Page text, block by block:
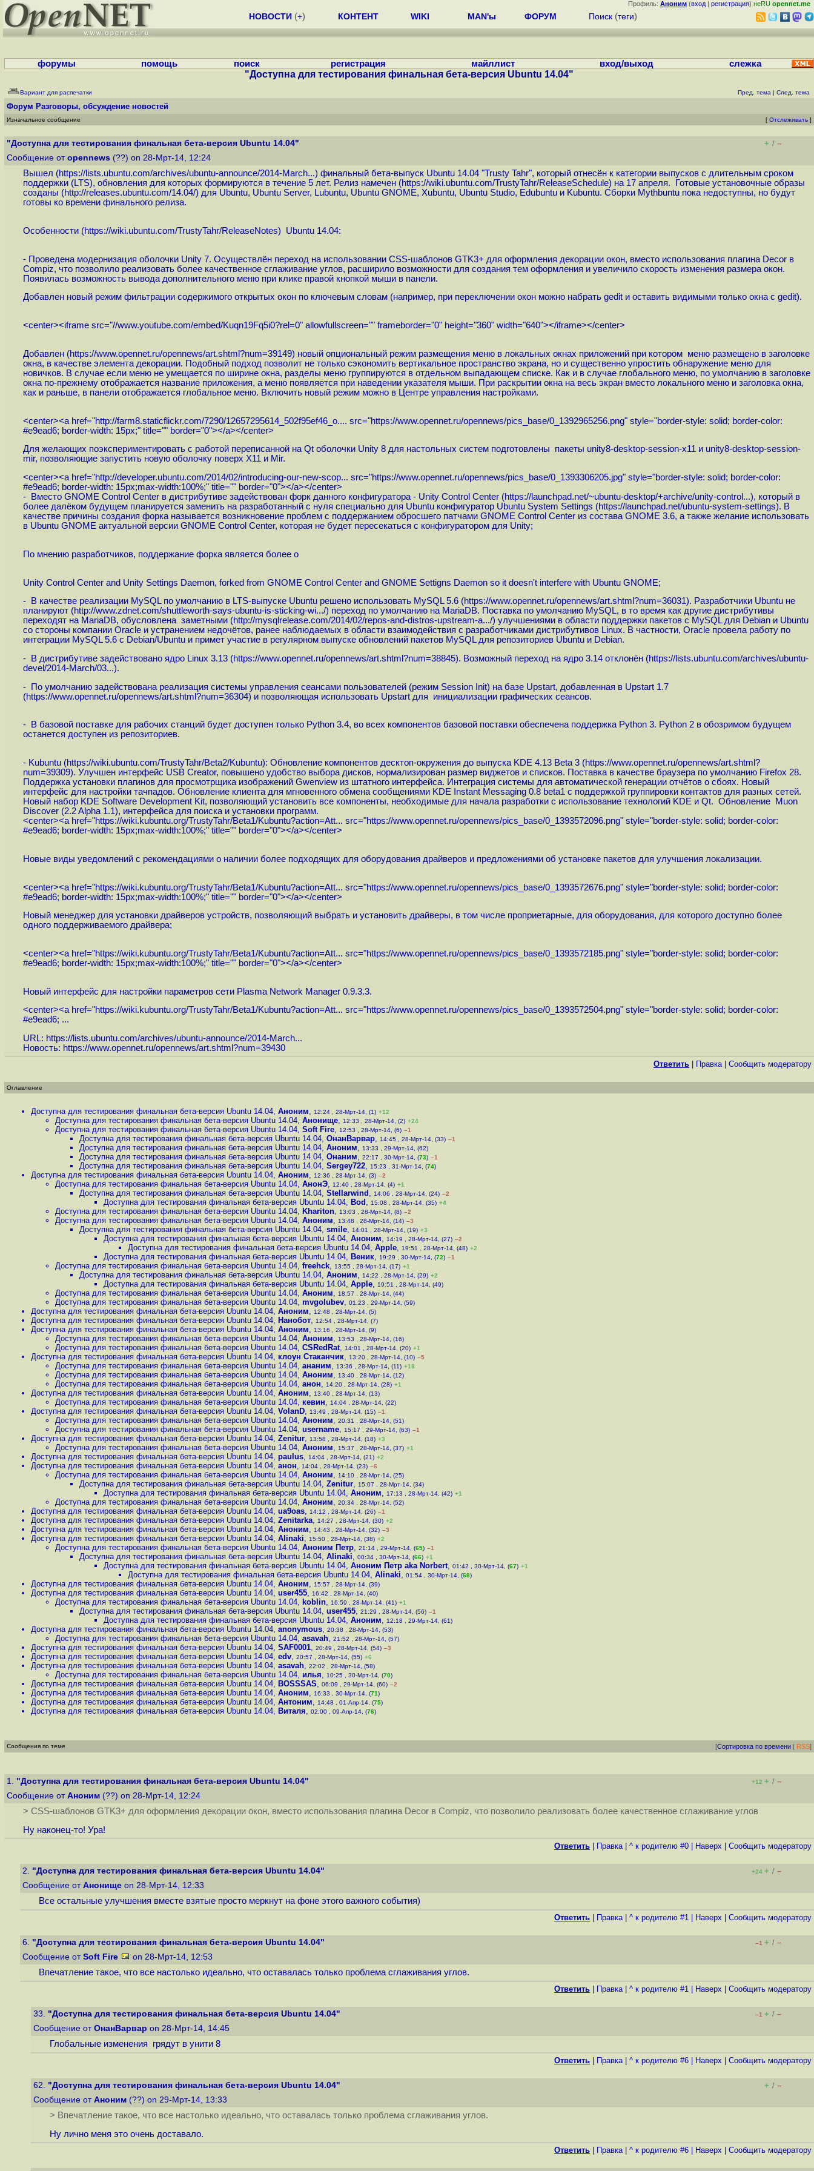
Профиль: Аноним (вход | регистрация) неRU opennet.me
НОВОСТИ (+) КОНТЕНТ WIKI MAN'ы ФОРУМ Поиск (теги)
форумы помощь поиск регистрация майллист вход/выход слежка
"Доступна для тестирования финальная бета-версия Ubuntu 14.04"
Вариант для распечатки Пред. тема | След. тема
Форум Разговоры, обсуждение новостей
Изначальное сообщение [ Отслеживать ]
"Доступна для тестирования финальная бета-версия Ubuntu 14.04" + / –
Сообщение от opennews (??) on 28-Мрт-14, 12:24
Вышел (https://lists.ubuntu.com/archives/ubuntu-announce/2014-March...) финальный бета-выпуск Ubuntu 14.04 "Trusty Tahr", который отнесён к категории выпусков с длительным сроком
поддержки (LTS), обновления для которых формируются в течение 5 лет. Релиз намечен (https://wiki.ubuntu.com/TrustyTahr/ReleaseSchedule) на 17 апреля. Готовые установочные образы
созданы (http://releases.ubuntu.com/14.04/) для Ubuntu, Ubuntu Server, Lubuntu, Ubuntu GNOME, Xubuntu, Ubuntu Studio, Edubuntu и Kubuntu. Сборки Mythbuntu пока недоступны, но будут
готовы ко времени финального релиза.
Особенности (https://wiki.ubuntu.com/TrustyTahr/ReleaseNotes) Ubuntu 14.04:
- Проведена модернизация оболочки Unity 7. Осуществлён переход на использовании CSS-шаблонов GTK3+ для оформления декорации окон, вместо использования плагина Decor в
Compiz, что позволило реализовать более качественное сглаживание углов, расширило возможности для создания тем оформления и увеличило скорость изменения размера окон.
Появилась возможность вывода дополнительного меню при клике правой кнопкой мыши в панели.
Добавлен новый режим фильтрации содержимого открытых окон по ключевым словам (например, при переключении окон можно набрать gedit и оставить видимыми только окна с gedit).
<center><iframe src="//www.youtube.com/embed/Kuqn19Fq5i0?rel=0" allowfullscreen="" frameborder="0" height="360" width="640"></iframe></center>
Добавлен (https://www.opennet.ru/opennews/art.shtml?num=39149) новый опциональный режим размещения меню в локальных окнах приложений при котором меню размещено в заголовке
окна, в качестве элемента декорации. Подобный подход позволит не только сэкономить вертикальное пространство экрана, но и существенно упростить обнаружение меню для
новичков. В случае если меню не умещается по ширине окна, разделы меню группируются в отдельном выпадающем списке. Как и в случае глобального меню, по умолчанию в заголовке
окна по-прежнему отображается название приложения, а меню появляется при наведении указателя мыши. При раскрытии окна на весь экран вместо локального меню и заголовка окна,
как и раньше, в панели отображается глобальное меню. Включить новый режим можно в Центре управления настройками.
<center><a href="http://farm8.staticflickr.com/7290/12657295614_502f95ef46_o.... src="https://www.opennet.ru/opennews/pics_base/0_1392965256.png"style="border-style: solid; border-color:
#e9ead6; border-width: 15px;" title="" border="0"></a></center>
Для желающих поэкспериментировать с работой переписанной на Qt оболочки Unity 8 для настольных систем подготовлены пакеты unity8-desktop-session-x11 и unity8-desktop-session-
mir, позволяющие запустить новую оболочку поверх X11 и Mir.
<center><a href="http://developer.ubuntu.com/2014/02/introducing-our-new-scop... src="https://www.opennet.ru/opennews/pics_base/0_1393306205.jpg"style="border-style: solid; border-color:
#e9ead6; border-width: 15px;max-width:100%;" title="" border="0"></a></center>
- Вместо GNOME Control Center в дистрибутиве задействован форк данного конфигуратора - Unity Control Center (https://launchpad.net/~ubuntu-desktop/+archive/unity-control...), который в
более далёком будущем планируется заменить на разработанный с нуля специально для Ubuntu конфигуратор Ubuntu System Settings (https://launchpad.net/ubuntu-system-settings). В
качестве причины создания форка называется возникновение проблем с поддержанием обросшего патчами GNOME Control Center из состава GNOME 3.6, а также желание использовать
в Ubuntu GNOME актуальной версии GNOME Control Center, которая не будет пересекаться с конфигуратором для Unity;
По мнению разработчиков, поддержание форка является более о
Unity Control Center and Unity Settings Daemon, forked from GNOME Control Center and GNOME Settigns Daemon so it doesn't interfere with Ubuntu GNOME;
- В качестве реализации MySQL по умолчанию в LTS-выпуске Ubuntu решено использовать MySQL 5.6 (https://www.opennet.ru/opennews/art.shtml?num=36031). Разработчики Ubuntu не
планируют (http://www.zdnet.com/shuttleworth-says-ubuntu-is-sticking-wi.../) переход по умолчанию на MariaDB. Поставка по умолчанию MySQL, в то время как другие дистрибутивы
переходят на MariaDB, обусловлена заметными (http://mysqlrelease.com/2014/02/repos-and-distros-upstream-a.../) улучшениями в области поддержки пакетов с MySQL для Debian и Ubuntu
со стороны компании Oracle и устранением недочётов, ранее наблюдаемых в области взаимодействия с разработчиками дистрибутивов Linux. В частности, Oracle провела работу по
интеграции MySQL 5.6 с Debian/Ubuntu и примет участие в регулярном выпуске обновлений пакетов MySQL для репозиториев Ubuntu и Debian.
- В дистрибутиве задействовано ядро Linux 3.13 (https://www.opennet.ru/opennews/art.shtml?num=38845). Возможный переход на ядро 3.14 отклонён (https://lists.ubuntu.com/archives/ubuntu-
devel/2014-March/03...).
- По умолчанию задействована реализация системы управления сеансами пользователей (режим Session Init) на базе Upstart, добавленная в Upstart 1.7
(https://www.opennet.ru/opennews/art.shtml?num=36304) и позволяющая использовать Upstart для инициализации графических сеансов.
- В базовой поставке для рабочих станций будет доступен только Python 3.4, во всех компонентов базовой поставки обеспечена поддержка Python 3. Python 2 в обозримом будущем
останется доступен из репозиториев.
- Kubuntu (https://wiki.ubuntu.com/TrustyTahr/Beta2/Kubuntu): Обновление компонентов десктоп-окружения до выпуска KDE 4.13 Beta 3 (https://www.opennet.ru/opennews/art.shtml?
num=39309). Улучшен интерфейс USB Creator, повышено удобство выбора дисков, нормализирован размер виджетов и списков. Поставка в качестве браузера по умолчанию Firefox 28.
Поддержка установки плагинов для просмотрщика изображений Gwenview из штатного интерфейса. Интеграция системы для автоматической генерации отчётов о сбоях. Новый
интерфейс для настройки тачпадов. Обновление клиента для мгновенного обмена сообщениями KDE Instant Messaging 0.8 beta1 с поддержкой группировки контактов для разных сетей.
Новый набор KDE Software Development Kit, позволяющий установить все компоненты, необходимые для начала разработки с использование технологий KDE и Qt. Обновление Muon
Discover (2.2 Alpha 1.1), интерфейса для поиска и установки программ.
<center><a href="https://wiki.kubuntu.org/TrustyTahr/Beta1/Kubuntu?action=Att... src="https://www.opennet.ru/opennews/pics_base/0_1393572096.png"style="border-style: solid; border-color:
#e9ead6; border-width: 15px;max-width:100%;" title="" border="0"></a></center>
Новые виды уведомлений с рекомендациями о наличии более подходящих для оборудования драйверов и предложениями об установке пакетов для улучшения локализации.
<center><a href="https://wiki.kubuntu.org/TrustyTahr/Beta1/Kubuntu?action=Att... src="https://www.opennet.ru/opennews/pics_base/0_1393572676.png"style="border-style: solid; border-color:
#e9ead6; border-width: 15px;max-width:100%;" title="" border="0"></a></center>
Новый менеджер для установки драйверов устройств, позволяющий выбрать и установить драйверы, в том числе проприетарные, для оборудования, для которого доступно более
одного поддерживаемого драйвера;
<center><a href="https://wiki.kubuntu.org/TrustyTahr/Beta1/Kubuntu?action=Att... src="https://www.opennet.ru/opennews/pics_base/0_1393572185.png"style="border-style: solid; border-color:
#e9ead6; border-width: 15px;max-width:100%;" title="" border="0"></a></center>
Новый интерфейс для настройки параметров сети Plasma Network Manager 0.9.3.3.
<center><a href="https://wiki.kubuntu.org/TrustyTahr/Beta1/Kubuntu?action=Att... src="https://www.opennet.ru/opennews/pics_base/0_1393572504.png"style="border-style: solid; border-color:
#e9ead6; ...
URL: https://lists.ubuntu.com/archives/ubuntu-announce/2014-March...
Новость: https://www.opennet.ru/opennews/art.shtml?num=39430
Ответить Правка| Cообщить модератору
Оглавление
Доступна для тестирования финальная бета-версия Ubuntu 14.04, Аноним, 12:24 , 28-Мрт-14, (1) +12
Доступна для тестирования финальная бета-версия Ubuntu 14.04, Анонище, 12:33 , 28-Мрт-14, (2) +24
Доступна для тестирования финальная бета-версия Ubuntu 14.04, Soft Fire, 12:53 , 28-Мрт-14, (6) –1
Доступна для тестирования финальная бета-версия Ubuntu 14.04, ОнанВарвар, 14:45 , 28-Мрт-14, (33) –1
Доступна для тестирования финальная бета-версия Ubuntu 14.04, Аноним, 13:33 , 29-Мрт-14, (62)
Доступна для тестирования финальная бета-версия Ubuntu 14.04, Онаним, 22:17 , 30-Мрт-14, (73) –1
Доступна для тестирования финальная бета-версия Ubuntu 14.04, Sergey722, 15:23 , 31-Мрт-14, (74)
Доступна для тестирования финальная бета-версия Ubuntu 14.04, Аноним, 12:36 , 28-Мрт-14, (3) –2
Доступна для тестирования финальная бета-версия Ubuntu 14.04, АнонЭ, 12:40 , 28-Мрт-14, (4) +1
Доступна для тестирования финальная бета-версия Ubuntu 14.04, Stellarwind , 14:06 , 28-Мрт-14, (24) –2
Доступна для тестирования финальная бета-версия Ubuntu 14.04, Bod , 15:08 , 28-Мрт-14, (35) +4
Доступна для тестирования финальная бета-версия Ubuntu 14.04, Khariton, 13:03 , 28-Мрт-14, (8) –2
Доступна для тестирования финальная бета-версия Ubuntu 14.04, Аноним, 13:48 , 28-Мрт-14, (14) –3
Доступна для тестирования финальная бета-версия Ubuntu 14.04, smile, 14:01 , 28-Мрт-14, (19) +3
Доступна для тестирования финальная бета-версия Ubuntu 14.04, Аноним, 14:19 , 28-Мрт-14, (27) –2
Доступна для тестирования финальная бета-версия Ubuntu 14.04, Apple, 19:51 , 28-Мрт-14, (48) +2
Доступна для тестирования финальная бета-версия Ubuntu 14.04, Веник, 19:29 , 30-Мрт-14, (72) –1
Доступна для тестирования финальная бета-версия Ubuntu 14.04, freehck, 13:55 , 28-Мрт-14, (17) +1
Доступна для тестирования финальная бета-версия Ubuntu 14.04, Аноним, 14:22 , 28-Мрт-14, (29) +2
Доступна для тестирования финальная бета-версия Ubuntu 14.04, Apple, 19:51 , 28-Мрт-14, (49)
Доступна для тестирования финальная бета-версия Ubuntu 14.04, Аноним, 18:57 , 28-Мрт-14, (44)
Доступна для тестирования финальная бета-версия Ubuntu 14.04, mvgolubev, 01:23 , 29-Мрт-14, (59)
Доступна для тестирования финальная бета-версия Ubuntu 14.04, Аноним, 12:48 , 28-Мрт-14, (5)
Доступна для тестирования финальная бета-версия Ubuntu 14.04, Нанобот, 12:54 , 28-Мрт-14, (7)
Доступна для тестирования финальная бета-версия Ubuntu 14.04, Аноним, 13:16 , 28-Мрт-14, (9)
Доступна для тестирования финальная бета-версия Ubuntu 14.04, Аноним, 13:53 , 28-Мрт-14, (16)
Доступна для тестирования финальная бета-версия Ubuntu 14.04, CSRedRat, 14:01 , 28-Мрт-14, (20) +1
Доступна для тестирования финальная бета-версия Ubuntu 14.04, клоун Стаканчик, 13:20 , 28-Мрт-14, (10) –5
Доступна для тестирования финальная бета-версия Ubuntu 14.04, ананим, 13:36 , 28-Мрт-14, (11) +18
Доступна для тестирования финальная бета-версия Ubuntu 14.04, Аноним, 13:40 , 28-Мрт-14, (12)
Доступна для тестирования финальная бета-версия Ubuntu 14.04, анон, 14:20 , 28-Мрт-14, (28) +1
Доступна для тестирования финальная бета-версия Ubuntu 14.04, Аноним, 13:40 , 28-Мрт-14, (13)
Доступна для тестирования финальная бета-версия Ubuntu 14.04, кевин, 14:04 , 28-Мрт-14, (22)
Доступна для тестирования финальная бета-версия Ubuntu 14.04, VolanD, 13:49 , 28-Мрт-14, (15) –1
Доступна для тестирования финальная бета-версия Ubuntu 14.04, Аноним, 20:31 , 28-Мрт-14, (51)
Доступна для тестирования финальная бета-версия Ubuntu 14.04, username, 15:17 , 29-Мрт-14, (63) –1
Доступна для тестирования финальная бета-версия Ubuntu 14.04, Zenitur, 13:58 , 28-Мрт-14, (18) +3
Доступна для тестирования финальная бета-версия Ubuntu 14.04, Аноним, 15:37 , 28-Мрт-14, (37) +1
Доступна для тестирования финальная бета-версия Ubuntu 14.04, paulus, 14:04 , 28-Мрт-14, (21) +2
Доступна для тестирования финальная бета-версия Ubuntu 14.04, анон, 14:04 , 28-Мрт-14, (23) –6
Доступна для тестирования финальная бета-версия Ubuntu 14.04, Аноним, 14:10 , 28-Мрт-14, (25)
Доступна для тестирования финальная бета-версия Ubuntu 14.04, Zenitur, 15:07 , 28-Мрт-14, (34)
Доступна для тестирования финальная бета-версия Ubuntu 14.04, Аноним, 17:13 , 28-Мрт-14, (42) +1
Доступна для тестирования финальная бета-версия Ubuntu 14.04, Аноним, 20:34 , 28-Мрт-14, (52)
Доступна для тестирования финальная бета-версия Ubuntu 14.04, ua9oas, 14:12 , 28-Мрт-14, (26) –1
Доступна для тестирования финальная бета-версия Ubuntu 14.04, Zenitarka, 14:27 , 28-Мрт-14, (30) +2
Доступна для тестирования финальная бета-версия Ubuntu 14.04, Аноним, 14:43 , 28-Мрт-14, (32) –3
Доступна для тестирования финальная бета-версия Ubuntu 14.04, Alinaki, 15:50 , 28-Мрт-14, (38) +2
Доступна для тестирования финальная бета-версия Ubuntu 14.04, Аноним Петр, 21:14 , 29-Мрт-14, (65) –1
Доступна для тестирования финальная бета-версия Ubuntu 14.04, Alinaki, 00:34 , 30-Мрт-14, (66) +1
Доступна для тестирования финальная бета-версия Ubuntu 14.04, Аноним Петр aka Norbert, 01:42 , 30-Мрт-14, (67) +1
Доступна для тестирования финальная бета-версия Ubuntu 14.04, Alinaki, 01:54 , 30-Мрт-14, (68)
Доступна для тестирования финальная бета-версия Ubuntu 14.04, Аноним, 15:57 , 28-Мрт-14, (39)
Доступна для тестирования финальная бета-версия Ubuntu 14.04, user455, 16:42 , 28-Мрт-14, (40)
Доступна для тестирования финальная бета-версия Ubuntu 14.04, koblin, 16:59 , 28-Мрт-14, (41) +1
Доступна для тестирования финальная бета-версия Ubuntu 14.04, user455, 21:29 , 28-Мрт-14, (56) –1
Доступна для тестирования финальная бета-версия Ubuntu 14.04, Аноним, 12:18 , 29-Мрт-14, (61)
Доступна для тестирования финальная бета-версия Ubuntu 14.04, anonymous, 20:38 , 28-Мрт-14, (53)
Доступна для тестирования финальная бета-версия Ubuntu 14.04, asavah, 21:52 , 28-Мрт-14, (57)
Доступна для тестирования финальная бета-версия Ubuntu 14.04, SAF0001, 20:49 , 28-Мрт-14, (54) –3
Доступна для тестирования финальная бета-версия Ubuntu 14.04, edv, 20:57 , 28-Мрт-14, (55) +6
Доступна для тестирования финальная бета-версия Ubuntu 14.04, asavah, 22:02 , 28-Мрт-14, (58)
Доступна для тестирования финальная бета-версия Ubuntu 14.04, илья, 10:25 , 30-Мрт-14, (70)
Доступна для тестирования финальная бета-версия Ubuntu 14.04, BOSSSAS, 06:09 , 29-Мрт-14, (60) –2
Доступна для тестирования финальная бета-версия Ubuntu 14.04, Аноним, 16:33 , 30-Мрт-14, (71)
Доступна для тестирования финальная бета-версия Ubuntu 14.04, Антоним, 14:48 , 01-Апр-14, (75)
Доступна для тестирования финальная бета-версия Ubuntu 14.04, Виталя, 02:00 , 09-Апр-14, (76)
Сообщения по теме [Сортировка по времени | RSS]
1. "Доступна для тестирования финальная бета-версия Ubuntu 14.04" +12 + / –
Сообщение от Аноним (??) on 28-Мрт-14, 12:24
> CSS-шаблонов GTK3+ для оформления декорации окон, вместо использования плагина Decor в Compiz, что позволило реализовать более качественное сглаживание углов
Ну наконец-то! Ура!
Ответить Правка| ^ к родителю #0 Наверх Cообщить модератору
2. "Доступна для тестирования финальная бета-версия Ubuntu 14.04" +24 + / –
Сообщение от Анонище on 28-Мрт-14, 12:33
Все остальные улучшения вместе взятые просто меркнут на фоне этого важного события)
Ответить Правка| ^ к родителю #1 Наверх Cообщить модератору
6. "Доступна для тестирования финальная бета-версия Ubuntu 14.04" –1 + / –
Сообщение от Soft Fire on 28-Мрт-14, 12:53
Впечатление такое, что все настолько идеально, что оставалась только проблема сглаживания углов.
Ответить Правка| ^ к родителю #1 Наверх Cообщить модератору
33. "Доступна для тестирования финальная бета-версия Ubuntu 14.04" –1 + / –
Сообщение от ОнанВарвар on 28-Мрт-14, 14:45
Глобальные изменения грядут в унити 8
Ответить Правка| ^ к родителю #6 Наверх Cообщить модератору
62. "Доступна для тестирования финальная бета-версия Ubuntu 14.04" + / –
Сообщение от Аноним (??) on 29-Мрт-14, 13:33
> Впечатление такое, что все настолько идеально, что оставалась только проблема сглаживания углов.
Ну лично меня это очень доставало.
Ответить Правка| ^ к родителю #6 Наверх Cообщить модератору